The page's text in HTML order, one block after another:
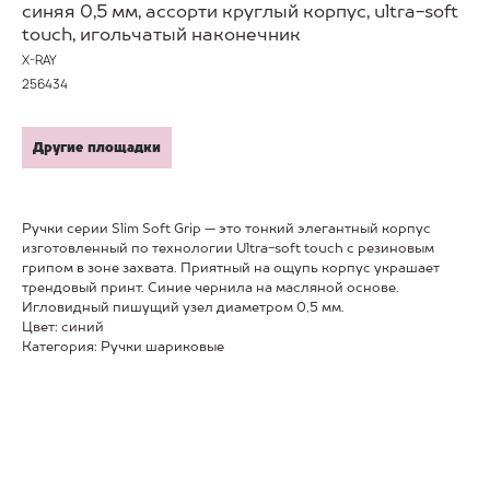
синяя 0,5 мм, ассорти круглый корпус, ultra-soft
touch, игольчатый наконечник
X-RAY
256434
Другие площадки
Ручки серии Slim Soft Grip — это тонкий элегантный корпус
изготовленный по технологии Ultra-soft touch с резиновым
грипом в зоне захвата. Приятный на ощупь корпус украшает
трендовый принт. Синие чернила на масляной основе.
Игловидный пишущий узел диаметром 0,5 мм.
Цвет: синий
Категория: Ручки шариковые